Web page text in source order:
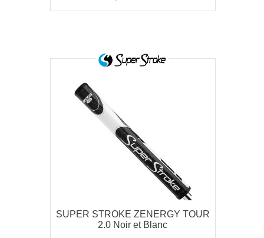
SUPER STROKE ZENERGY TOUR
2.0 Noir et Blanc